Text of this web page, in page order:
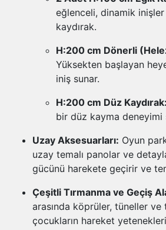
eğlenceli, dinamik
kaydırak.
H:200 cm Dönerli
Yüksekten başlayan
iniş sunar.
H:200 cm Düz Kaydırak:
bir düz kayma deneyimi
Uzay Aksesuarları: Oyun
uzay temalı panolar ve
gücünü harekete geçirir ve
Çeşitli Tırmanma ve Geçiş
arasında köprüler, tüneller ve
çocukların hareket